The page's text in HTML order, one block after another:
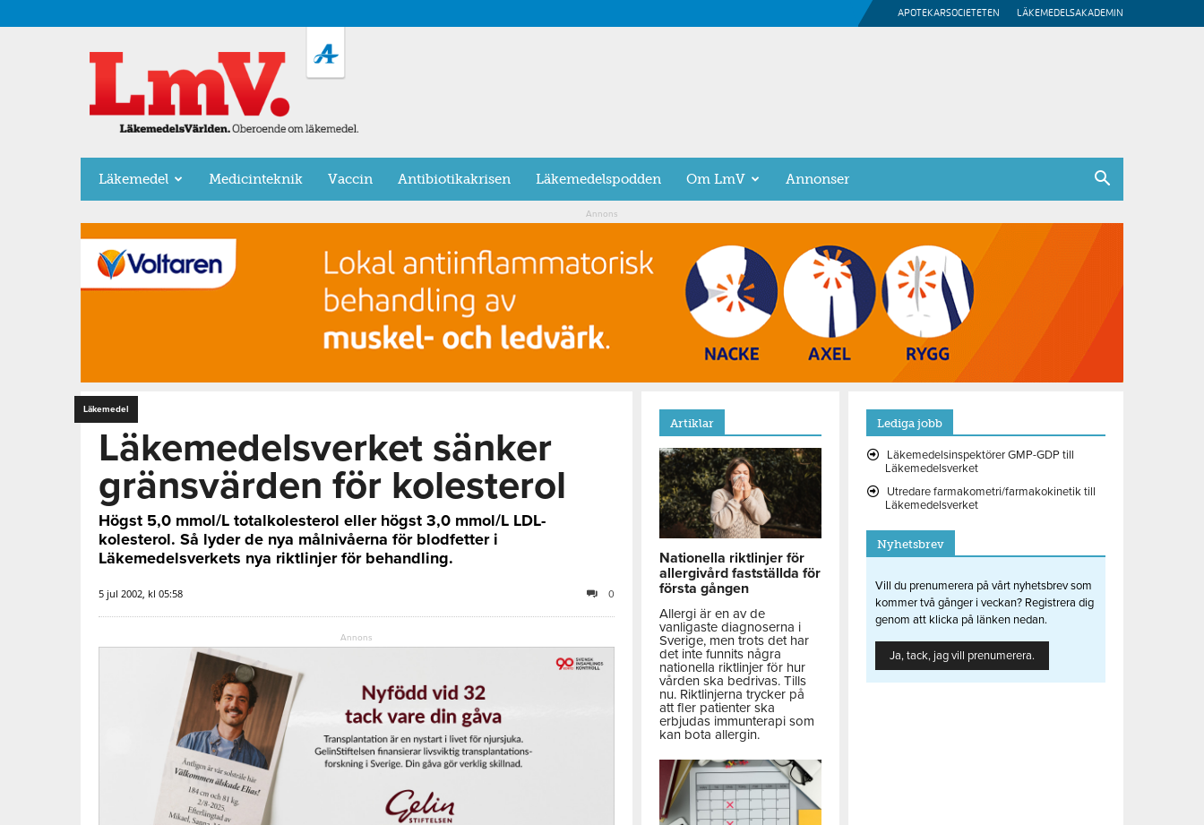
APOTEKARSOCIETETEN LÄKEMEDELSAKADEMIN
LäkemedelsVärlden
Läkemedel Medicinteknik Vaccin Antibiotikakrisen Läkemedelspodden Om LmV Annonser
Annons
Läkemedel
Läkemedelsverket sänker
gränsvärden för kolesterol
Högst 5,0 mmol/L totalkolesterol eller högst 3,0 mmol/L LDL-
kolesterol. Så lyder de nya målnivåerna för blodfetter i
Läkemedelsverkets nya riktlinjer för behandling.
5 jul 2002, kl 05:58 0
Annons
Artiklar
Nationella riktlinjer för
allergivård fastställda för
första gången
Allergi är en av de
vanligaste diagnoserna i
Sverige, men trots det har
det inte funnits några
nationella riktlinjer för hur
vården ska bedrivas. Tills
nu. Riktlinjerna trycker på
att fler patienter ska
erbjudas immunterapi som
kan bota allergin.
Lediga jobb
Läkemedelsinspektörer GMP-GDP till
Läkemedelsverket
Utredare farmakometri/farmakokinetik till
Läkemedelsverket
Nyhetsbrev
Vill du prenumerera på vårt nyhetsbrev som
kommer två gånger i veckan? Registrera dig
genom att klicka på länken nedan.
Ja, tack, jag vill prenumerera.